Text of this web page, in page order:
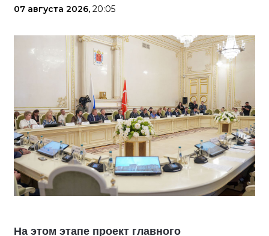
07 августа 2026, 20:05
На этом этапе проект главного